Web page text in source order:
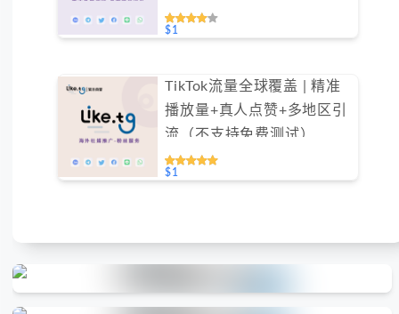
$1
TikTok流量全球覆盖 | 精准
播放量+真人点赞+多地区引
流（不支持免费测试）
$1